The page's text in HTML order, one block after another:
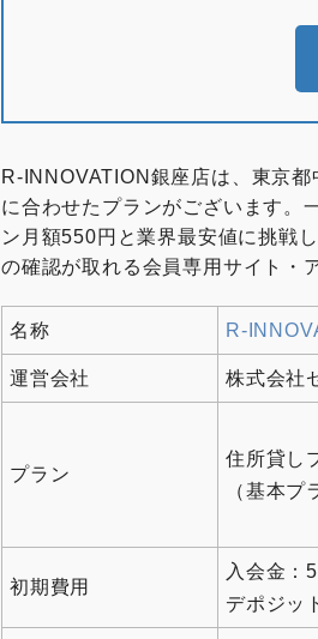
R-INNOVATION銀座店は、東京
に合わせたプランがございます。
ン月額550円と業界最安値に挑戦
の確認が取れる会員専用サイト・
名称 R-
運営会社 株式会社
プラン
住所貸し
（基本プ
初期費用
入会金：
デポジッ